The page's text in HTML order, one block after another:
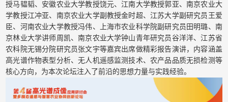
授马韫韬、安徽农业大学教授饶元、江南大学教授郭亚、南京农业大
学教授江冲亚、南京农业大学副教授金时超、江苏大学副研究员王爱
臣、河南农业大学教授冯伟、上海市农业科学院副研究员田明璐、南
京林业大学讲师周凯、南京农业大学钟山青年研究员谷洋洋、江苏省
农科院无锡分院研究员张文宇等嘉宾出席做精彩报告演讲，内容涵盖
高光谱作物表型分析、无人机遥感监测技术、农产品品质无损检测等
核心方向，为本次论坛注入了前沿的思想力量与实践经验。